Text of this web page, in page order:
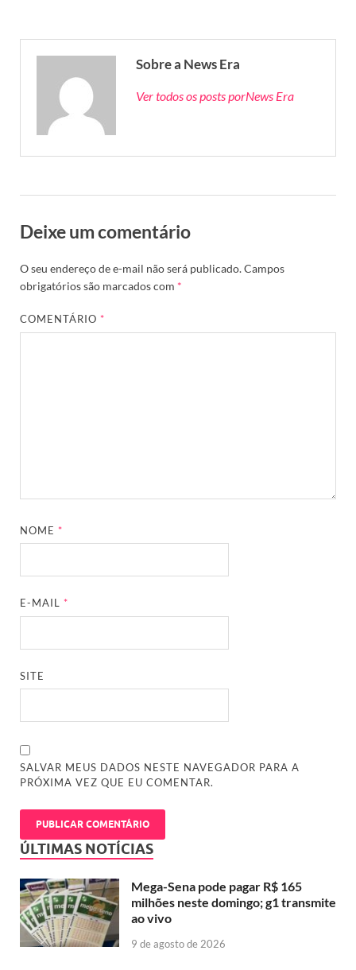
Sobre a News Era
Ver todos os posts porNews Era
Deixe um comentário
O seu endereço de e-mail não será publicado.Campos
obrigatórios são marcados com *
COMENTÁRIO*
NOME*
E-MAIL*
SITE
SALVAR MEUS DADOS NESTE NAVEGADOR PARA A
PRÓXIMA VEZ QUE EU COMENTAR.
ÚLTIMAS NOTÍCIAS
Mega-Sena pode pagar R$ 165
milhões neste domingo; g1 transmite
ao vivo
9 de agosto de 2026